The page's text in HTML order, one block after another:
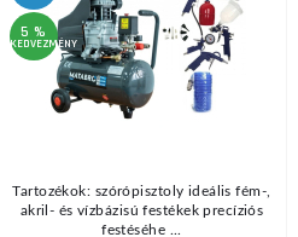
5 %
KEDVEZMÉNY
Tartozékok: szórópisztoly ideális fém-,
akril- és vízbázisú festékek precíziós
festéséhe ...